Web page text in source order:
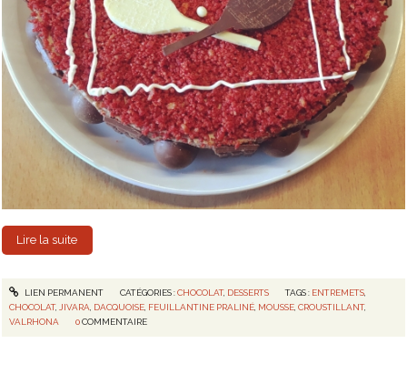
Lire la suite
LIEN PERMANENT CATÉGORIES :CHOCOLAT, DESSERTS TAGS : ENTREMETS
CHOCOLAT, JIVARA DACQUOISE FEUILLANTINE PRALINÉ MOUSSE ,CROUSTILLANT,
VALRHONA
0 COMMENTAIRE